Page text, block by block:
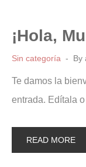
¡Hola,
Sin categoría By
Te damos la
entrada. Edítala
READ MORE